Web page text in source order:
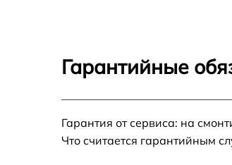
Ремонт встроенного
других устройств
Гарантийные
Гарантия от сервиса: на
Что считается гарантийным